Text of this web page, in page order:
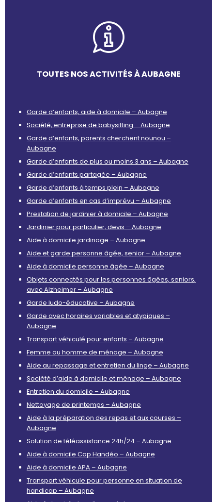
TOUTES NOS ACTIVITÉS À AUBAGNE
Garde d’enfants, aide à domicile – Aubagne
Société, entreprise de babysitting – Aubagne
Garde d’enfants, parents cherchent nounou –
Aubagne
Garde d’enfants de plus ou moins 3 ans – Aubagne
Garde d’enfants partagée – Aubagne
Garde d’enfants à temps plein – Aubagne
Garde d’enfants en cas d’imprévu – Aubagne
Prestation de jardinier à domicile – Aubagne
Jardinier pour particulier, devis – Aubagne
Aide à domicile jardinage – Aubagne
Aide et garde personne âgée, senior – Aubagne
Aide à domicile personne âgée – Aubagne
Objets connectés pour les personnes âgées, seniors,
avec Alzheimer – Aubagne
Garde ludo-éducative – Aubagne
Garde avec horaires variables et atypiques –
Aubagne
Transport véhiculé pour enfants – Aubagne
Femme ou homme de ménage – Aubagne
Aide au repassage et entretien du linge – Aubagne
Société d’aide à domicile et ménage – Aubagne
Entretien du domicile – Aubagne
Nettoyage de printemps – Aubagne
Aide à la préparation des repas et aux courses –
Aubagne
Solution de téléassistance 24h/24 – Aubagne
Aide à domicile Cap Handéo – Aubagne
Aide à domicile APA – Aubagne
Transport véhicule pour personne en situation de
handicap – Aubagne